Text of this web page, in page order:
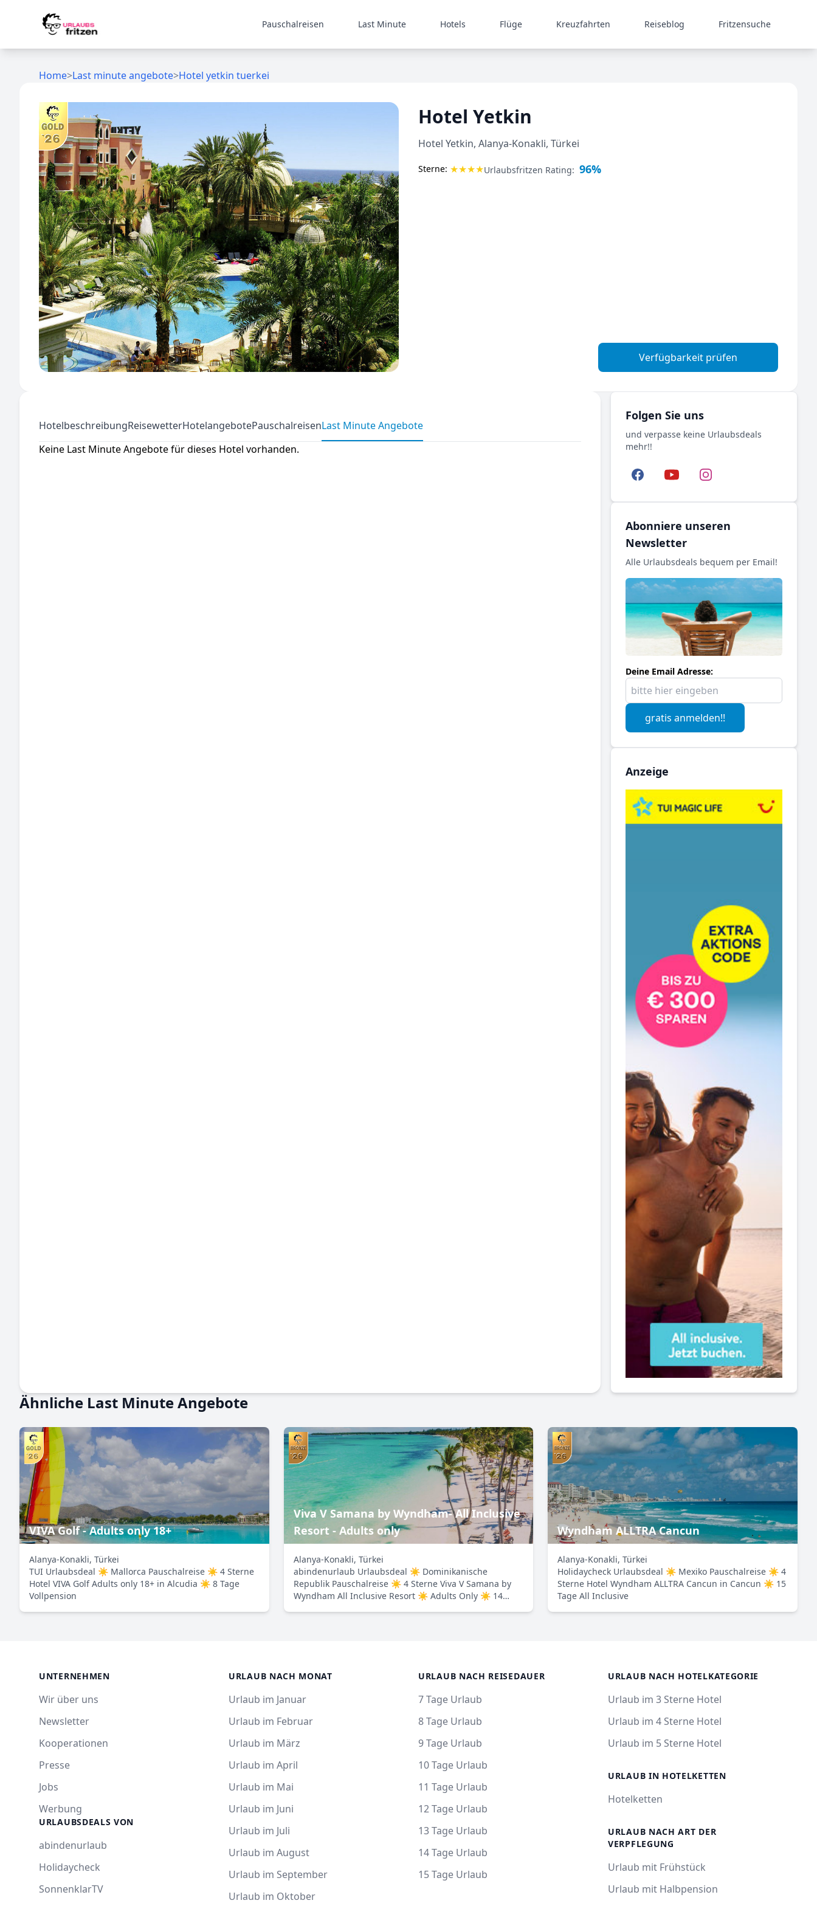
Pauschalreisen Last Minute Hotels Flüge Kreuzfahrten Reiseblog Fritzensuche
Home>Last minute angebote>Hotel yetkin tuerkei
Hotel Yetkin
Hotel Yetkin, Alanya-Konakli, Türkei
Sterne: ★★★★Urlaubsfritzen Rating: 96%
Verfügbarkeit prüfen
HotelbeschreibungReisewetterHotelangebotePauschalreisenLast Minute Angebote
Keine Last Minute Angebote für dieses Hotel vorhanden.
Folgen Sie uns
und verpasse keine Urlaubsdeals
mehr!!
FacebookYouTubeInstagram
Abonniere unseren
Newsletter
Alle Urlaubsdeals bequem per Email!
Deine Email Adresse:
gratis anmelden!!
Anzeige
Ähnliche Last Minute Angebote
VIVA Golf - Adults only 18+
Alanya-Konakli, Türkei
TUI Urlaubsdeal ☀ Mallorca Pauschalreise ☀ 4 Sterne
Hotel VIVA Golf Adults only 18+ in Alcudia ☀ 8 Tage
Vollpension
Viva V Samana by Wyndham- All Inclusive
Resort - Adults only
Alanya-Konakli, Türkei
abindenurlaub Urlaubsdeal ☀ Dominikanische
Republik Pauschalreise ☀ 4 Sterne Viva V Samana by
Wyndham All Inclusive Resort ☀ Adults Only ☀ 14
Wyndham ALLTRA Cancun
Alanya-Konakli, Türkei
Holidaycheck Urlaubsdeal ☀ Mexiko Pauschalreise ☀ 4
Sterne Hotel Wyndham ALLTRA Cancun in Cancun ☀ 15
Tage All Inclusive
UNTERNEHMEN
Wir über uns
Newsletter
Kooperationen
Presse
Jobs
Werbung
URLAUBSDEALS VON
abindenurlaub
Holidaycheck
SonnenklarTV
URLAUB NACH MONAT
Urlaub im Januar
Urlaub im Februar
Urlaub im März
Urlaub im April
Urlaub im Mai
Urlaub im Juni
Urlaub im Juli
Urlaub im August
Urlaub im September
Urlaub im Oktober
URLAUB NACH REISEDAUER
7 Tage Urlaub
8 Tage Urlaub
9 Tage Urlaub
10 Tage Urlaub
11 Tage Urlaub
12 Tage Urlaub
13 Tage Urlaub
14 Tage Urlaub
15 Tage Urlaub
URLAUB NACH HOTELKATEGORIE
Urlaub im 3 Sterne Hotel
Urlaub im 4 Sterne Hotel
Urlaub im 5 Sterne Hotel
URLAUB IN HOTELKETTEN
Hotelketten
URLAUB NACH ART DER
VERPFLEGUNG
Urlaub mit Frühstück
Urlaub mit Halbpension